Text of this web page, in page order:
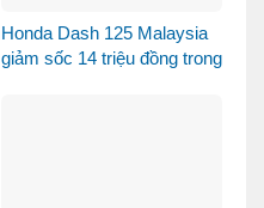
Honda Dash 125 Malaysia
giảm sốc 14 triệu đồng trong